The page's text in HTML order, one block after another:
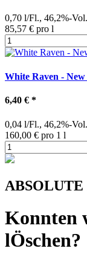
0,70 l/Fl., 46,2%-
85,57 € pro l
White Raven -
6,40 € *
0,04 l/Fl., 46,2%-
160,00 € pro 1 l
Konnten
lÖschen?